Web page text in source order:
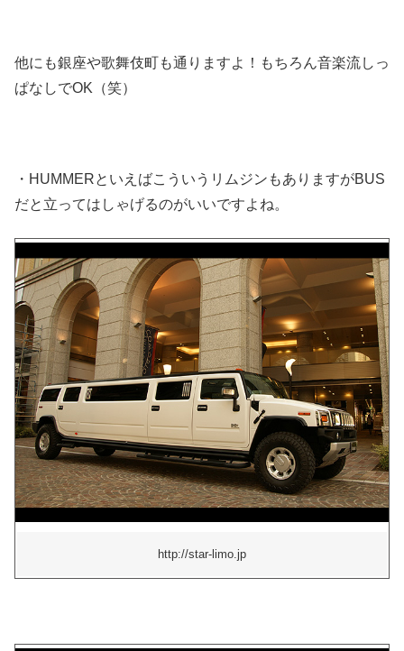
他にも銀座や歌舞伎町も通りますよ！もちろん音楽流しっ
ぱなしでOK（笑）
・HUMMERといえばこういうリムジンもありますがBUS
だと立ってはしゃげるのがいいですよね。
http://star-limo.jp